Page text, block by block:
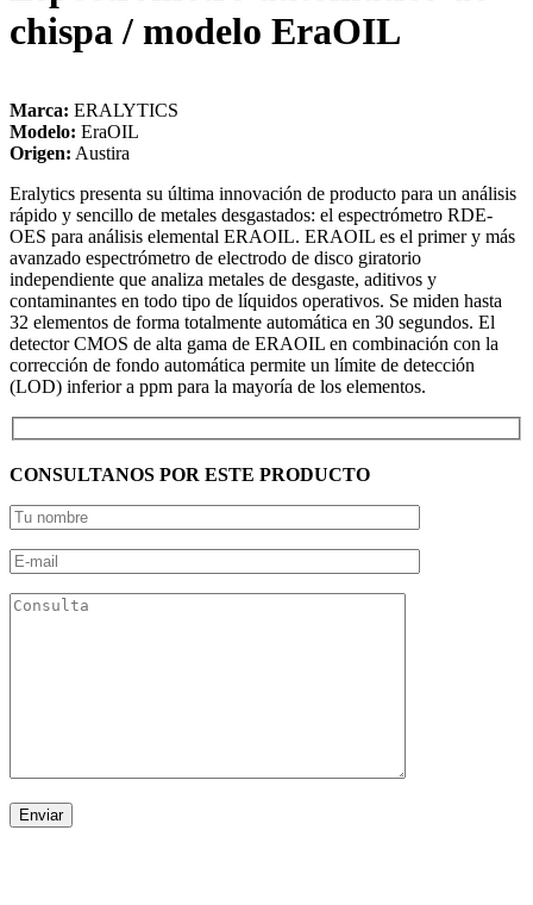
chispa / modelo EraOIL
Marca: ERALYTICS
Modelo: EraOIL
Origen: Austira
Eralytics presenta su última innovación de producto para un análisis
rápido y sencillo de metales desgastados: el espectrómetro RDE-
OES para análisis elemental ERAOIL. ERAOIL es el primer y más
avanzado espectrómetro de electrodo de disco giratorio
independiente que analiza metales de desgaste, aditivos y
contaminantes en todo tipo de líquidos operativos. Se miden hasta
32 elementos de forma totalmente automática en 30 segundos. El
detector CMOS de alta gama de ERAOIL en combinación con la
corrección de fondo automática permite un límite de detección
(LOD) inferior a ppm para la mayoría de los elementos.
CONSULTANOS POR ESTE PRODUCTO